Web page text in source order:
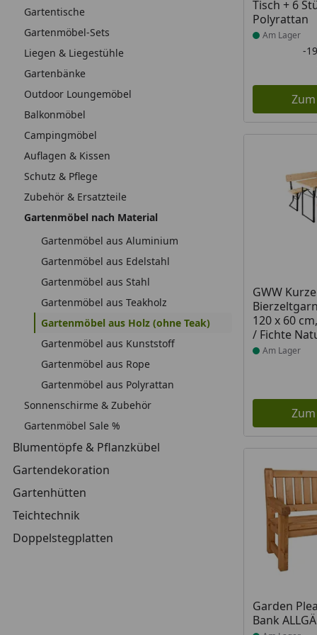
Gartentische
Gartenmöbel-Sets
Liegen & Liegestühle
Gartenbänke
Outdoor Loungemöbel
Balkonmöbel
Campingmöbel
Auflagen & Kissen
Schutz & Pflege
Zubehör & Ersatzteile
Gartenmöbel nach Material
Gartenmöbel aus Aluminium
Gartenmöbel aus Edelstahl
Gartenmöbel aus Stahl
Gartenmöbel aus Teakholz
Gartenmöbel aus Holz (ohne Teak)
Gartenmöbel aus Kunststoff
Gartenmöbel aus Rope
Gartenmöbel aus Polyrattan
Sonnenschirme & Zubehör
Gartenmöbel Sale %
Blumentöpfe & Pflanzkübel
Gartendekoration
Gartenhütten
Teichtechnik
Doppelstegplatten
Tisch + 6
Polyrattan
Am Lager
-
GWW Kurze
120 x 60
/ Fichte
Produkt am
Am Lager
Garden
Bank
Produkt